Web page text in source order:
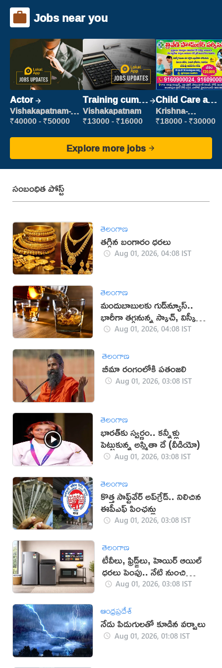
Jobs near you
Actor
Vishakapatnam-
new
₹40000 - ₹50000
Training cum
Placement
Vishakapatnam
₹13000 - ₹16000
Child Care and
Patient care
Krishna-
vijayawada
₹18000 - ₹30000
Explore more jobs
సంబంధిత పోస్ట్
తెలంగాణ
తగ్గిన బంగారం ధరలు
Aug 01, 2026, 04:08 IST
తెలంగాణ
మందుబాబులకు గుడ్‌న్యూస్‌..
భారీగా తగ్గనున్న స్కాచ్, విస్కీ
ధరలుAug 01, 2026, 04:08 IST
తెలంగాణ
బీమా రంగంలోకి పతంజలి
Aug 01, 2026, 03:08 IST
తెలంగాణ
భారత్‌కు స్వర్ణం.. కన్నీళ్లు
పెట్టుకున్న అస్మితా దే (వీడియో)
Aug 01, 2026, 03:08 IST
తెలంగాణ
కొత్త సాఫ్ట్‌వేర్‌ అప్‌గ్రేడ్‌.. నిలిచిన
ఈపీఎఫ్‌ పింఛన్లు
Aug 01, 2026, 03:08 IST
తెలంగాణ
టీవీలు, ఫ్రిడ్జ్‌లు, హెయిర్ ఆయిల్
ధరలు పెంపు.. నేటి నుంచి
అమల్లోకి!
Aug 01, 2026, 03:08 IST
ఆంధ్రప్రదేశ్
నేడు పిడుగులతో కూడిన వర్షాలు
Aug 01, 2026, 01:08 IST